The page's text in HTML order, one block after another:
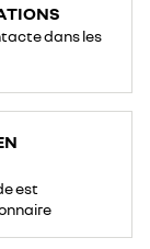
dans les
est